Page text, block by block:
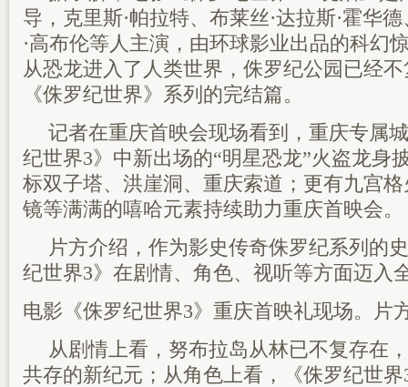
导，克里斯·帕拉特、布莱丝·达拉斯·霍华
·高布伦等人主演，由环球影业出品的科幻
从恐龙进入了人类世界，侏罗纪公园已经
《侏罗纪世界》系列的完结篇。
记者在重庆首映会现场看到，重庆专属
纪世界3》中新出场的“明星恐龙”火盗龙身
标双子塔、洪崖洞、重庆索道；更有九宫
镜等满满的嘻哈元素持续助力重庆首映会。
片方介绍，作为影史传奇侏罗纪系列的
纪世界3》在剧情、角色、视听等方面迈入
电影《侏罗纪世界3》重庆首映礼现场。片
从剧情上看，努布拉岛从林已不复存在
共存的新纪元；从角色上看，《侏罗纪世